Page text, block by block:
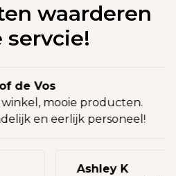
waarderen
servcie!
de Vos
winkel, mooie producten.
en eerlijk personeel!
Ashley K